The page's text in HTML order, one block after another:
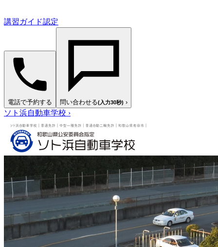
講習ガイド認定
電話で予約する 問い合わせる(入力30秒) ›
ソト浜自動車学校 ›